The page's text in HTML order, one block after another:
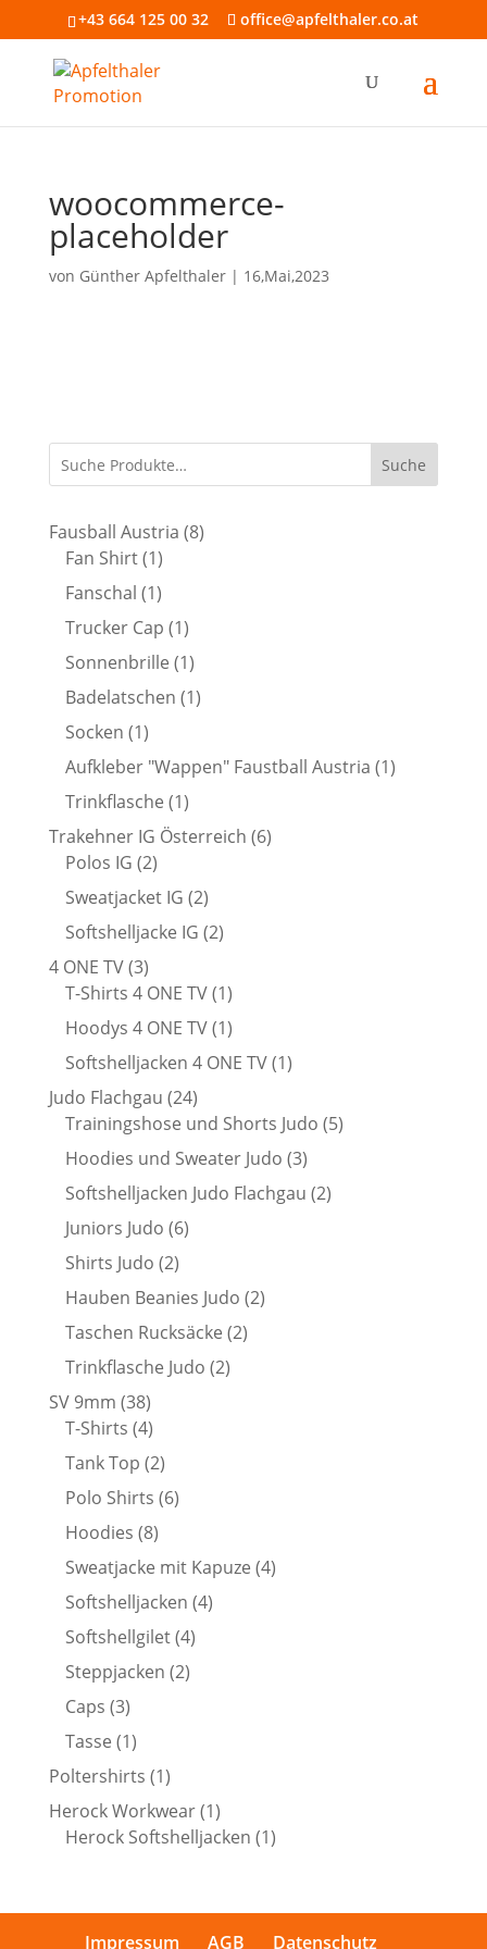
+43 664 125 00 32 office@apfelthaler.co.at
woocommerce-
placeholder
von Günther Apfelthaler| 16,Mai,2023
Suche
Fausball Austria 88
Fan Shirt 11
Produkt
Fanschal 11
Produkt
Trucker Cap 11
Produkt
Sonnenbrille 11
Produkt
Badelatschen 11
Socken 11
Produkt
Aufkleber "Wappen" Faustball Austria 11
Trinkflasche 11
Produkt
Trakehner IG Österreich 66
Polos IG 22
Produkte
Sweatjacket IG 22
Produkte
Softshelljacke IG 22
4 ONE TV 33
Produkte
T-Shirts 4 ONE TV 11
Produkt
Hoodys 4 ONE TV 11
Produkt
Softshelljacken 4 ONE TV 11
Judo Flachgau 2424
Produkte
Trainingshose und Shorts Judo 55
Hoodies und Sweater Judo 33
Produkte
Softshelljacken Judo Flachgau 22
Juniors Judo 66
Shirts Judo 22
Produkte
Hauben Beanies Judo 22
Taschen Rucksäcke 22
Trinkflasche Judo 22
SV 9mm 3838
Produkte
T-Shirts 44
Produkte
Tank Top 22
Produkte
Polo Shirts 66
Hoodies 88
Produkte
Sweatjacke mit Kapuze 44
Softshelljacken 44
Softshellgilet 44
Steppjacken 22
Caps 33
Produkte
Tasse 11
Produkt
Poltershirts 11
Produkt
Herock Workwear 11
Produkt
Herock Softshelljacken 11
Impressum AGB Datenschutz